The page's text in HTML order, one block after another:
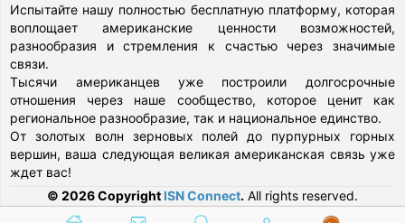
Испытайте нашу полностью бесплатную платформу, которая
воплощает американские ценности возможностей,
разнообразия и стремления к счастью через значимые
связи.
Тысячи американцев уже построили долгосрочные
отношения через наше сообщество, которое ценит как
региональное разнообразие, так и национальное единство.
От золотых волн зерновых полей до пурпурных горных
вершин, ваша следующая великая американская связь уже
ждет вас!
© 2026 Copyright ISN Connect. All rights reserved.